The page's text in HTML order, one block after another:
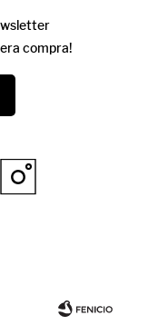
compra!
